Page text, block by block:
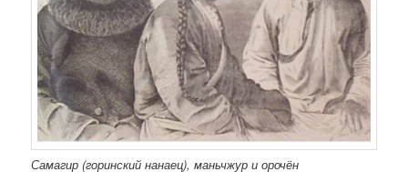
Самагир (горинский нанаец), маньчжур и орочён